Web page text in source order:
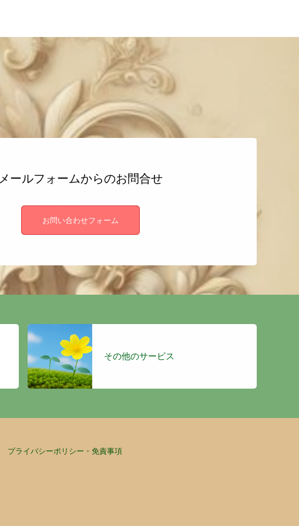
メールフォームからのお問合せ
お問い合わせフォーム
その他のサービス
プライバシーポリシー・免責事項